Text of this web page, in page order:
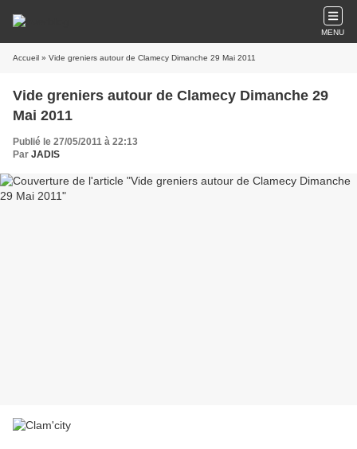
MENU
Accueil » Vide greniers autour de Clamecy Dimanche 29 Mai 2011
Vide greniers autour de Clamecy Dimanche 29
Mai 2011
Publié le 27/05/2011 à 22:13
Par JADIS